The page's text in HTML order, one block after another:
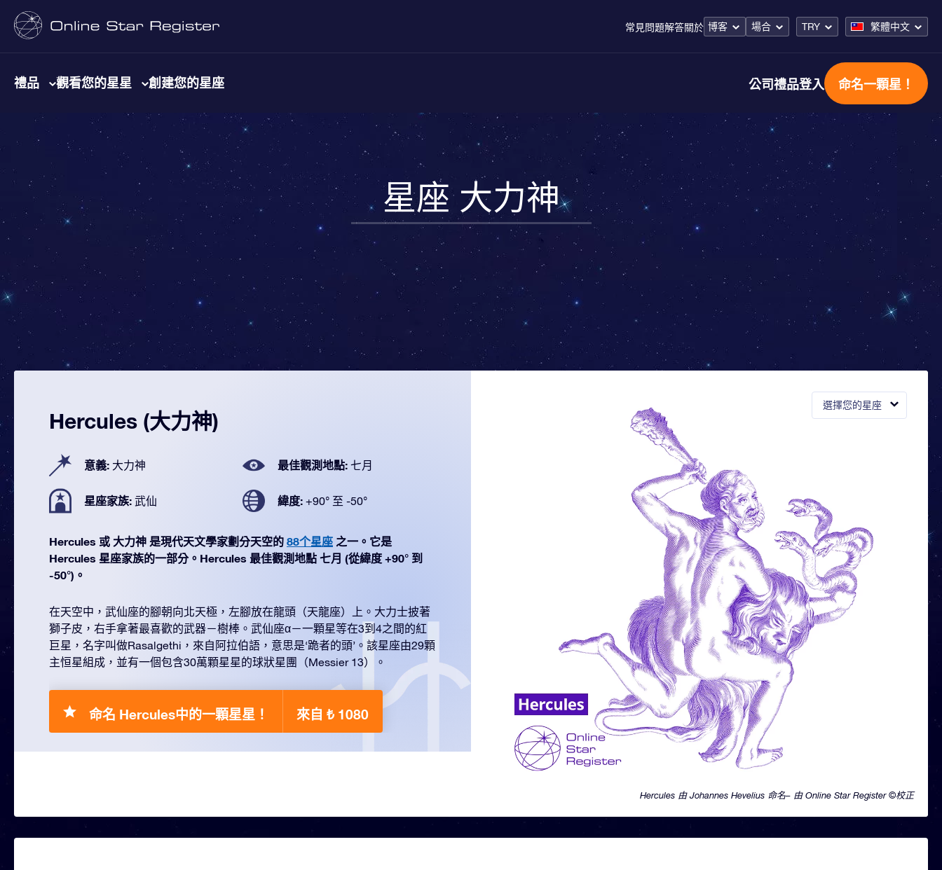
常見問題解答關於 博客 場合 TRY 繁體中文
禮品 觀看您的星星 創建您的星座 公司禮品登入 命名一顆星！
星座 大力神
選擇您的星座
Hercules 由 Johannes Hevelius 命名– 由 Online Star Register ©校正
Hercules (大力神)
意義: 大力神 最佳觀測地點: 七月
星座家族: 武仙 緯度: +90° 至 -50°
Hercules 或 大力神 是現代天文學家劃分天空的 88个星座 之一。它是
Hercules 星座家族的一部分。Hercules 最佳觀測地點 七月 (從緯度 +90° 到
-50°)。
在天空中，武仙座的腳朝向北天極，左腳放在龍頭（天龍座）上。大力士披著
獅子皮，右手拿著最喜歡的武器－樹棒。武仙座α－一顆星等在3到4之間的紅
巨星，名字叫做Rasalgethi，來自阿拉伯語，意思是‘跪者的頭’。該星座由29顆
主恒星組成，並有一個包含30萬顆星星的球狀星團（Messier 13）。
命名 Hercules中的一顆星星！ 來自 ₺ 1080